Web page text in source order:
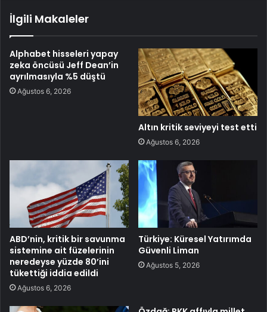
İlgili Makaleler
Alphabet hisseleri yapay
zeka öncüsü Jeff Dean’in
ayrılmasıyla %5 düştü
Ağustos 6, 2026
Altın kritik seviyeyi test etti
Ağustos 6, 2026
ABD’nin, kritik bir savunma
sistemine ait füzelerinin
neredeyse yüzde 80’ini
tükettiği iddia edildi
Ağustos 6, 2026
Türkiye: Küresel Yatırımda
Güvenli Liman
Ağustos 5, 2026